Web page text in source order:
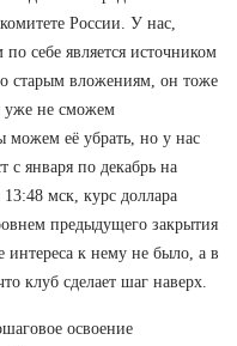
России. У нас,
себе является источником
старым вложениям, он тоже
уже не сможем
можем её убрать, но у нас
с января по декабрь на
мск, курс доллара
предыдущего закрытия
интереса к нему не было, а в
клуб сделает шаг наверх.
освоение